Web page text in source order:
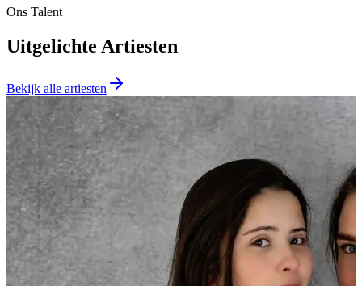
Ons Talent
Uitgelichte Artiesten
Bekijk alle artiesten